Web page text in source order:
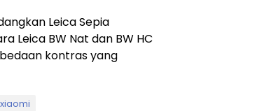
Leica Sepia
Leica BW Nat dan BW HC
kontras yang
xiaomi